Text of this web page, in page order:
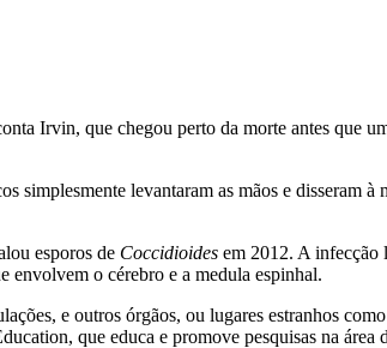
Irvin, que chegou perto da morte antes que
levantaram as mãos e disseram à
esporos de Coccidioides em 2012. A infecção
envolvem o cérebro e a medula espinhal.
e outros órgãos, ou lugares estranhos
que educa e promove pesquisas na área